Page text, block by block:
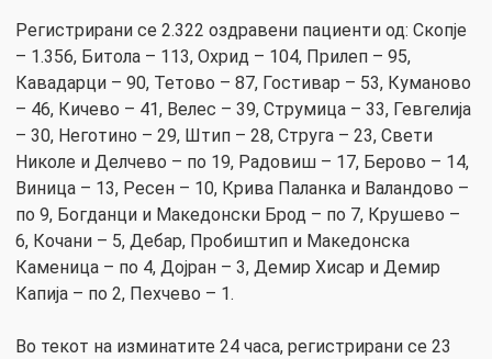
Регистрирани сe 2.322 оздравени пациенти од: Скопје
– 1.356, Битола – 113, Охрид – 104, Прилеп – 95,
Кавадарци – 90, Тетово – 87, Гостивар – 53, Куманово
– 46, Кичево – 41, Велес – 39, Струмица – 33, Гевгелија
– 30, Неготино – 29, Штип – 28, Струга – 23, Свети
Николе и Делчево – по 19, Радовиш – 17, Берово – 14,
Виница – 13, Ресен – 10, Крива Паланка и Валандово –
по 9, Богданци и Македонски Брод – по 7, Крушево –
6, Кочани – 5, Дебар, Пробиштип и Македонска
Каменица – по 4, Дојран – 3, Демир Хисар и Демир
Капија – по 2, Пехчево – 1.
Во текот на изминатите 24 часа, регистрирани се 23